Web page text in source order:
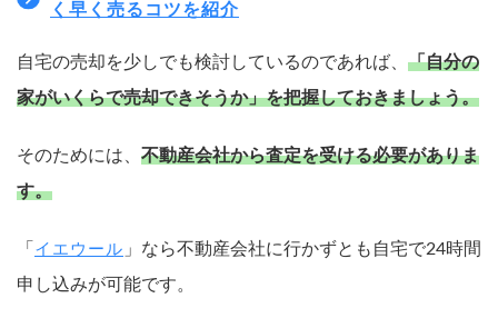
く早く売るコツを紹介
自宅の売却を少しでも検討しているのであれば、 「自分の
家がいくらで売却できそうか」を把握しておきましょう。
そのためには、 不動産会社から査定を受ける必要がありま
す。
「 イエウール 」なら不動産会社に行かずとも自宅で24時間
申し込みが可能です。